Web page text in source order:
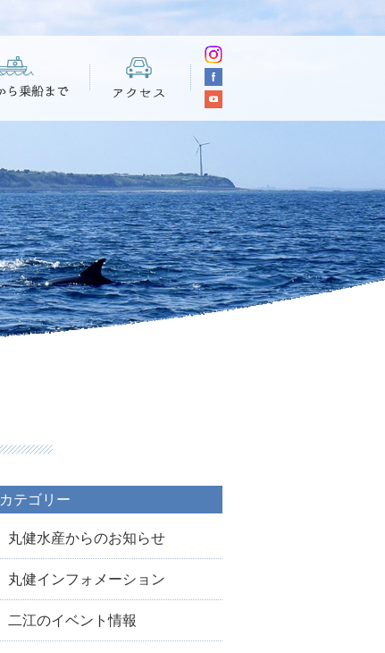
カテゴリー
丸健水産からのお知らせ
丸健インフォメーション
二江のイベント情報